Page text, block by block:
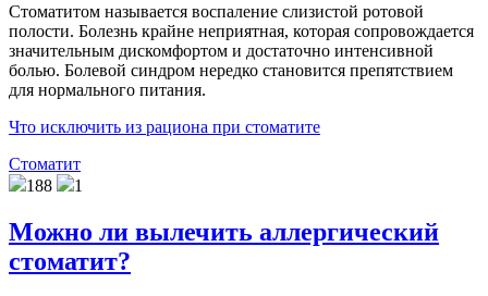
Стоматитом называется воспаление слизистой ротовой
полости. Болезнь крайне неприятная, которая сопровождается
значительным дискомфортом и достаточно интенсивной
болью. Болевой синдром нередко становится препятствием
для нормального питания.
Что исключить из рациона при стоматите
Стоматит
188
1
Можно ли вылечить аллергический
стоматит?